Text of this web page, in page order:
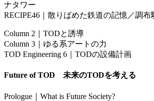
ナタワー
RECIPE46｜散りばめた鉄道の記憶／調
Column 2｜TODと誘導
Column 3｜ゆる系アートの力
TOD Engineering 6｜TODの設備計画
Future of TOD 未来のTODを考える
Prologue｜What is Future Society?